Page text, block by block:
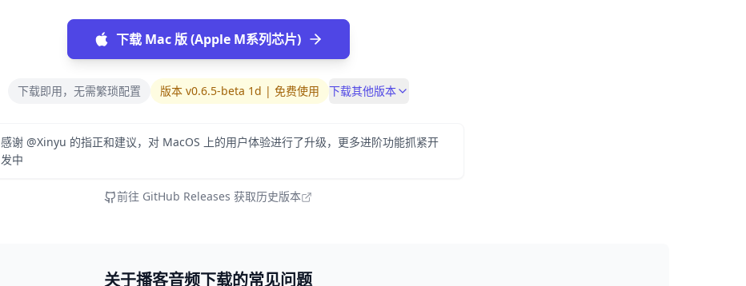
下载 Mac 版 (Apple M系列芯片)
下载即用，无需繁琐配置 版本 v0.6.5-beta 1d | 免费使用 下载其他版本
感谢 @Xinyu 的指正和建议，对 MacOS 上的用户体验进行了升级，更多进阶功能抓紧开
发中
前往 GitHub Releases 获取历史版本
关于播客音频下载的常见问题